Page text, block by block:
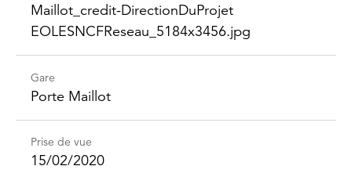
Maillot_​credit-​Direction​DuProjet​
EOLESNCFReseau_​5184x3456.jpg
Gare
Porte Maillot
Prise de vue
15/02/2020